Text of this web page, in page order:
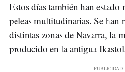
Estos días también han estado
peleas multitudinarias. Se han
distintas zonas de Navarra, la
producido en la antigua